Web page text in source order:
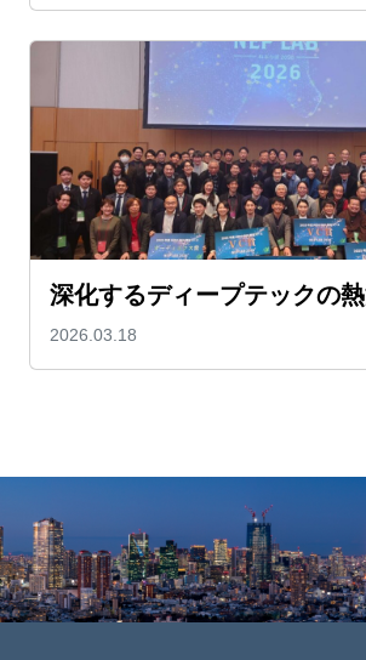
深化するディープテックの
2026.03.18